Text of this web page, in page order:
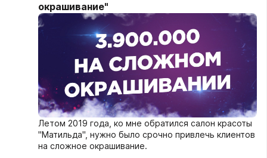
окрашивание"
Летом 2019 года, ко мне обратился салон красоты
"Матильда", нужно было срочно привлечь клиентов
на сложное окрашивание.